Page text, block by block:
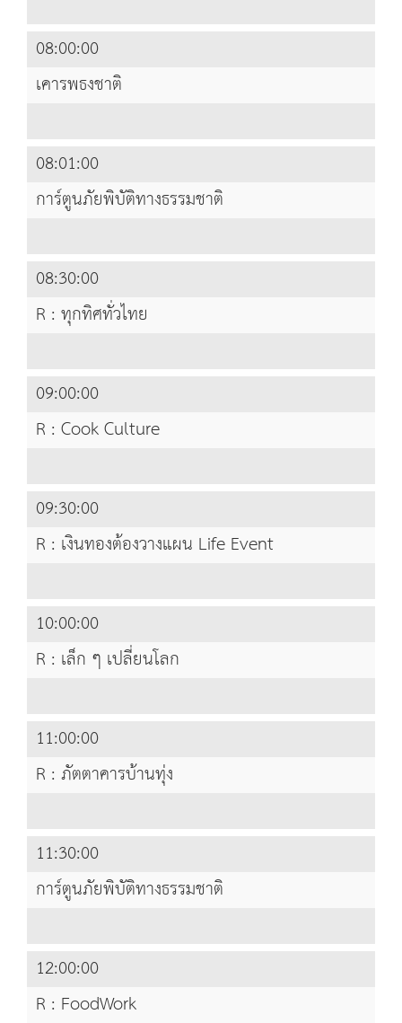
08:00:00
เคารพธงชาติ
08:01:00
การ์ตูนภัยพิบัติทางธรรมชาติ
08:30:00
R : ทุกทิศทั่วไทย
09:00:00
R : Cook Culture
09:30:00
R : เงินทองต้องวางแผน Life Event
10:00:00
R : เล็ก ๆ เปลี่ยนโลก
11:00:00
R : ภัตตาคารบ้านทุ่ง
11:30:00
การ์ตูนภัยพิบัติทางธรรมชาติ
12:00:00
R : FoodWork